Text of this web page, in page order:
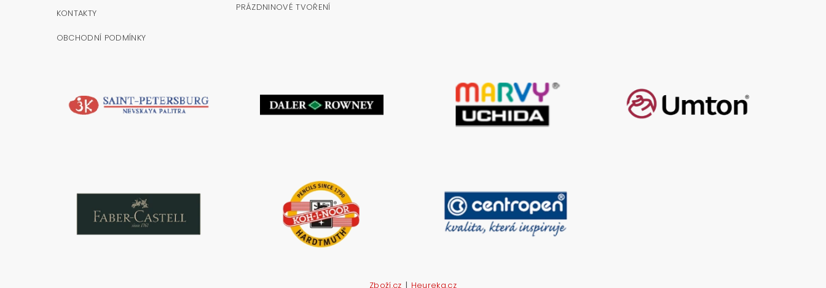
KONTAKTY
OBCHODNÍ PODMÍNKY
PRÁZDNINOVÉ TVOŘENÍ
Zboží.cz Heureka.cz